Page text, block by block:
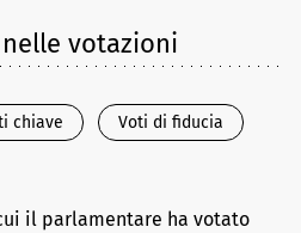
votazioni
chiave Voti di fiducia
il parlamentare ha votato